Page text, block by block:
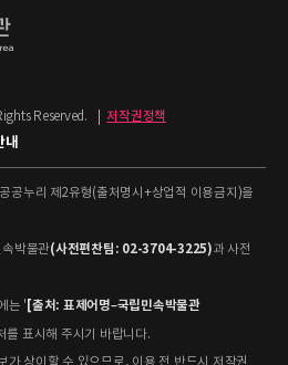
Reserved.
저작권정책
내
공누리 제2유형(출처명시+상업적 이용금지)을
박물관(사전편찬팀: 02-3704-3225)과 사전
는 ' [출처: 표제어명–국립민속박물관
를 표시해 주시기 바랍니다.